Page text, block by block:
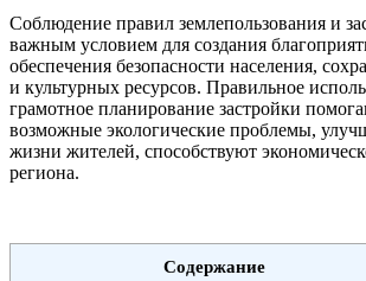
Соблюдение правил землепользования и
важным условием для создания
обеспечения безопасности населения,
и культурных ресурсов. Правильное
грамотное планирование застройки
возможные экологические проблемы,
жизни жителей, способствуют
региона.
Содержание